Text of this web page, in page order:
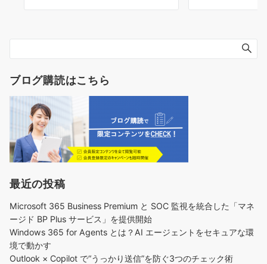
ブログ購読はこちら
最近の投稿
Microsoft 365 Business Premium と SOC 監視を統合した「マネ
ージド BP Plus サービス」を提供開始
Windows 365 for Agents とは？AI エージェントをセキュアな環
境で動かす
Outlook × Copilot で“うっかり送信”を防ぐ3つのチェック術​